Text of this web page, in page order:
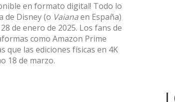
en formato digital! Todo lo
de Disney (o Vaianaen España)
de enero de 2025. Los fans de
como Amazon Prime
que las ediciones físicas en 4K
18 de marzo.